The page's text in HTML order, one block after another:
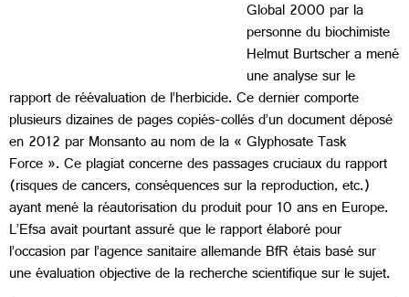
Global 2000 par la
personne du biochimiste
Helmut Burtscher a mené
une analyse sur le
rapport de réévaluation de l’herbicide. Ce dernier comporte
plusieurs dizaines de pages copiés-collés d’un document déposé
en 2012 par Monsanto au nom de la « Glyphosate Task
Force ». Ce plagiat concerne des passages cruciaux du rapport
(risques de cancers, conséquences sur la reproduction, etc.)
ayant mené la réautorisation du produit pour 10 ans en Europe.
L’Efsa avait pourtant assuré que le rapport élaboré pour
l’occasion par l’agence sanitaire allemande BfR étais basé sur
une évaluation objective de la recherche scientifique sur le sujet.